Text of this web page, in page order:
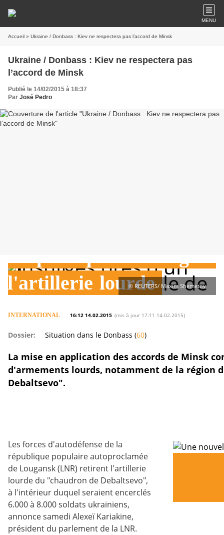
MENU
Accueil » Ukraine / Donbass : Kiev ne respectera pas l’accord de Minsk
Ukraine / Donbass : Kiev ne respectera pas
l’accord de Minsk
Publié le 14/02/2015 à 18:37
Par José Pedro
l'artillerie lourde© REUTERS/ Maxim Shemetov
INTERNATIONAL 16:12 14.02.2015 (mis à jour 17:11 14.02.2015)
Dossier: Situation dans le Donbass (60)
La mise en application des accords de Minsk
d'armements lourds, notamment de la région
Debaltsevo".
Les forces d'autodéfense de la
république populaire autoproclamée
de Lougansk (LNR) retirent l'artillerie
lourde du "chaudron de Debaltsevo",
à l'intérieur duquel seraient encerclés
6.000 à 8.000 soldats ukrainiens,
annonce samedi Alexeï Kariakine,
président du parlement de la LNR.